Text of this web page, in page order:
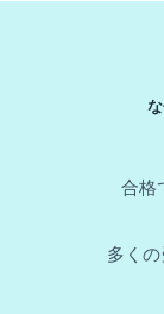
合格
多く